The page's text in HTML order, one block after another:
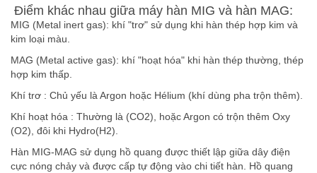
Điểm khác nhau giữa máy hàn MIG và hàn MAG:
MIG (Metal inert gas): khí "trơ" sử dụng khi hàn thép hợp kim và
kim loại màu.
MAG (Metal active gas): khí "hoạt hóa" khi hàn thép thường, thép
hợp kim thấp.
Khí trơ : Chủ yếu là Argon hoặc Hélium (khí dùng pha trộn thêm).
Khí hoạt hóa : Thường là (CO2), hoặc Argon có trộn thêm Oxy
(O2), đôi khi Hydro(H2).
Hàn MIG-MAG sử dụng hồ quang được thiết lập giữa dây điện
cực nóng chảy và được cấp tự động vào chi tiết hàn. Hồ quang